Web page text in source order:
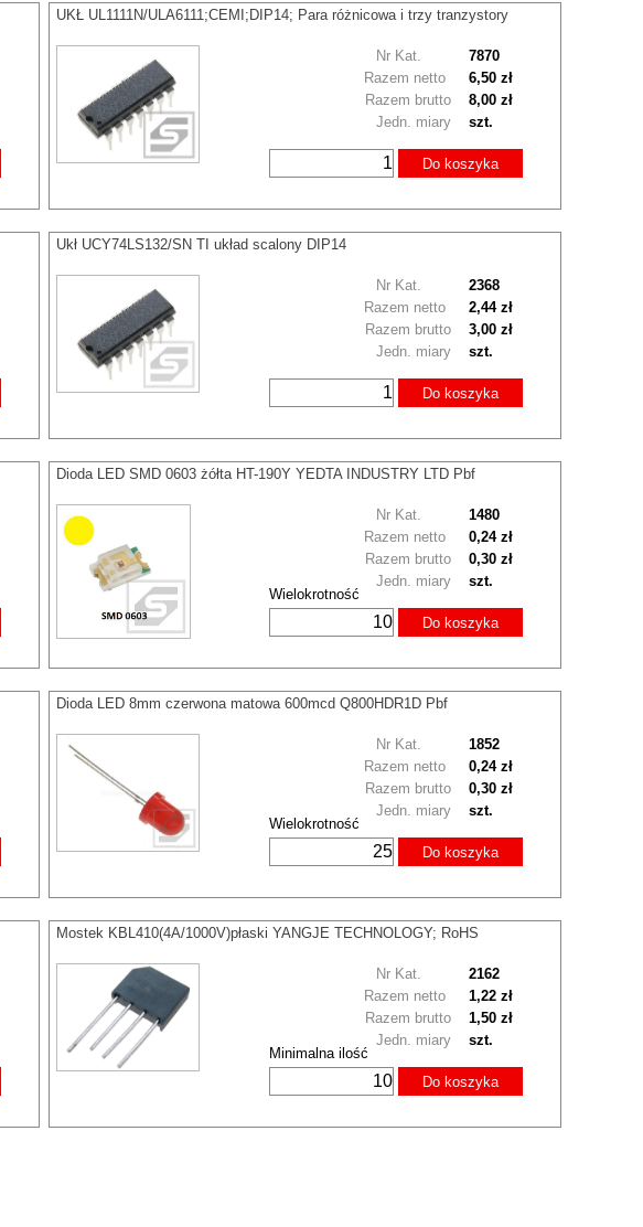
UKŁ UL1111N/ULA6111;CEMI;DIP14; Para różnicowa i trzy tranzystory
Nr Kat. 7870
Razem brutto 8,00 zł
Razem netto 6,50 zł
Jedn. miary szt.
Do koszyka
Ukł UCY74LS132/SN TI układ scalony DIP14
Nr Kat. 2368
Razem brutto 3,00 zł
Razem netto 2,44 zł
Jedn. miary szt.
Do koszyka
Dioda LED SMD 0603 żółta HT-190Y YEDTA INDUSTRY LTD Pbf
Wielokrotność
Nr Kat. 1480
Razem brutto 0,30 zł
Razem netto 0,24 zł
Jedn. miary szt.
Do koszyka
Dioda LED 8mm czerwona matowa 600mcd Q800HDR1D Pbf
Wielokrotność
Nr Kat. 1852
Razem brutto 0,30 zł
Razem netto 0,24 zł
Jedn. miary szt.
Do koszyka
Mostek KBL410(4A/1000V)płaski YANGJE TECHNOLOGY; RoHS
Minimalna ilość
Nr Kat. 2162
Razem brutto 1,50 zł
Razem netto 1,22 zł
Jedn. miary szt.
Do koszyka